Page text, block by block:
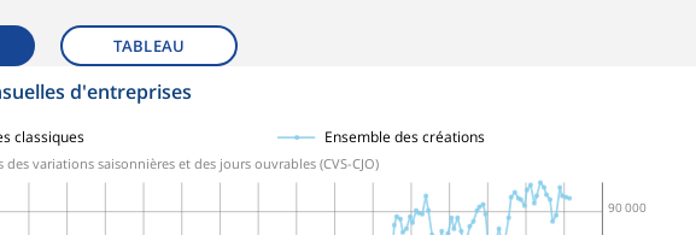
TABLEAU
d'entreprises
90 000
des variations saisonnières et des jours ouvrables (CVS-CJO)
classiques Ensemble des créations